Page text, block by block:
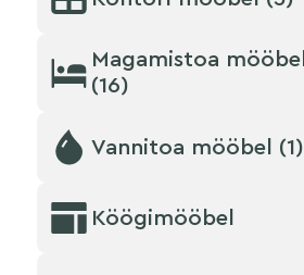
Magamistoa mööbel
(16)
Vannitoa mööbel (1)
Köögimööbel